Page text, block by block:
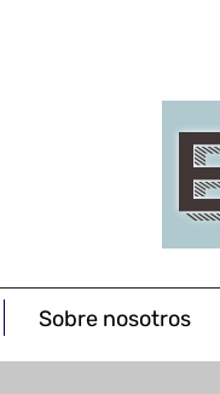
Sobre nosotros